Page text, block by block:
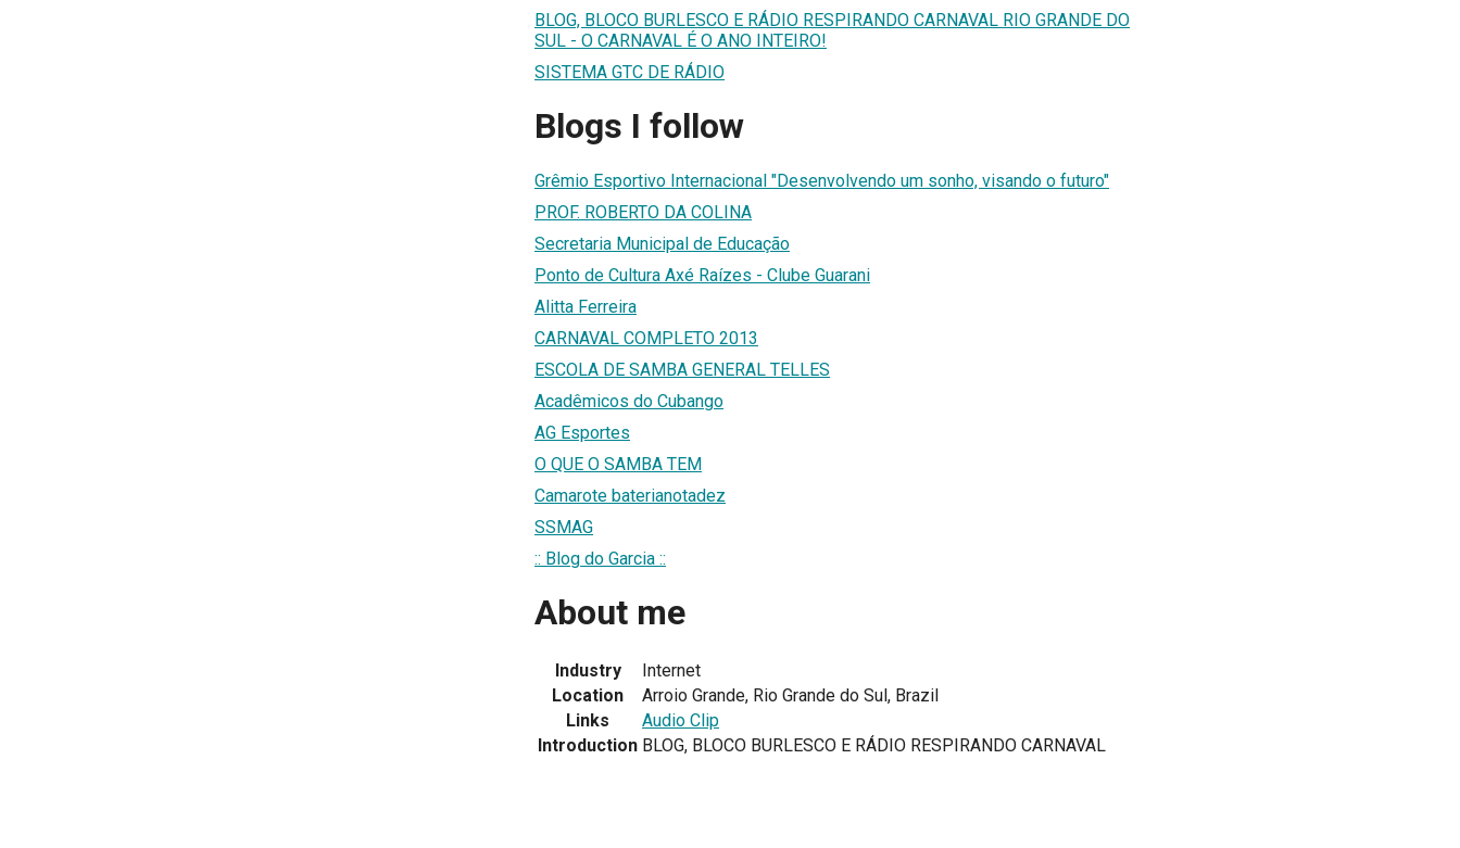
BLOG, BLOCO BURLESCO E RÁDIO RESPIRANDO CARNAVAL RIO GRANDE DO
SUL - O CARNAVAL É O ANO INTEIRO!
SISTEMA GTC DE RÁDIO
Blogs I follow
Grêmio Esportivo Internacional "Desenvolvendo um sonho, visando o futuro"
PROF. ROBERTO DA COLINA
Secretaria Municipal de Educação
Ponto de Cultura Axé Raízes - Clube Guarani
Alitta Ferreira
CARNAVAL COMPLETO 2013
ESCOLA DE SAMBA GENERAL TELLES
Acadêmicos do Cubango
AG Esportes
O QUE O SAMBA TEM
Camarote baterianotadez
SSMAG
:: Blog do Garcia ::
About me
Industry
Internet
Location
Arroio Grande, Rio Grande do Sul, Brazil
Links
Audio Clip
Introduction BLOG, BLOCO BURLESCO E RÁDIO RESPIRANDO CARNAVAL